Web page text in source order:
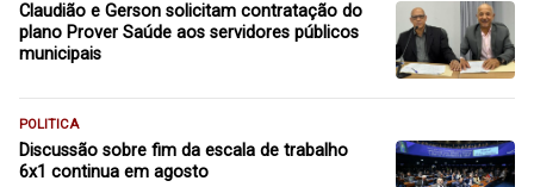
Claudião e Gerson solicitam contratação do
plano Prover Saúde aos servidores públicos
municipais
POLITICA
Discussão sobre fim da escala de trabalho
6x1 continua em agosto